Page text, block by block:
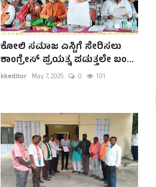
ಕೋಲಿ ಸಮಾಜ ಎಸ್ಟಿಗೆ ಸೇರಿಸಲು
ಕಾಂಗ್ರೇಸ್ ಪ್ರಯತ್ನ ಪಡುತ್ತಲೇ ಬಂ...
kkeditor May 7, 2025 0 101